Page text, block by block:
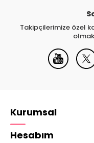
Takipçilerimize özel
Kurumsal
Hesabım